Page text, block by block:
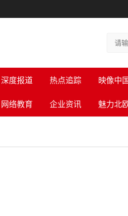
深度报道 热点追踪 映像中国
网络教育 企业资讯 魅力北